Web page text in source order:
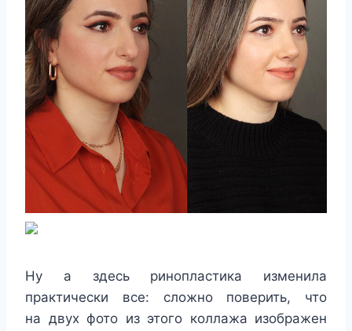
Ну а здесь ринопластика изменила
практически все: сложно поверить, что
на двух фото из этого коллажа изображен